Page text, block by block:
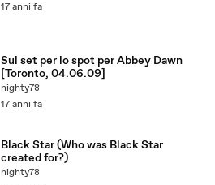
17 anni fa
Sul set per lo spot per Abbey Dawn
[Toronto, 04.06.09]
nighty78
17 anni fa
Black Star (Who was Black Star
created for?)
nighty78